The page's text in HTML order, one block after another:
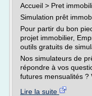
Accueil > Pret
Simulation prêt
Pour partir du bon
projet immobilier,
outils gratuits de
Nos simulateurs de
répondre à vos
futures mensualités ?
Lire la suite